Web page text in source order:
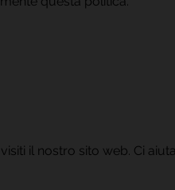
il nostro sito web. Ci